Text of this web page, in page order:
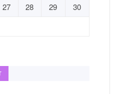
27 28 29
30